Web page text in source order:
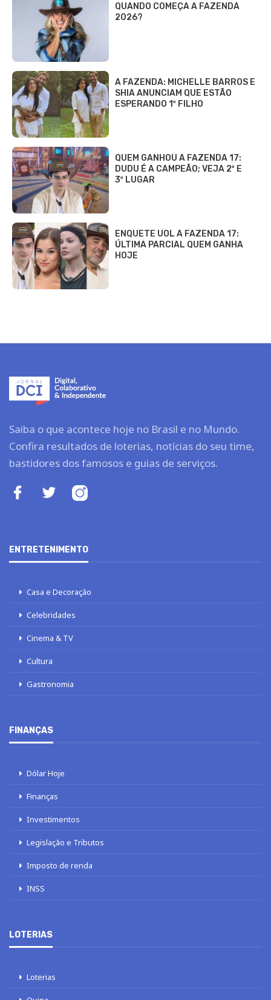
QUANDO COMEÇA A FAZENDA
2026?
A FAZENDA: MICHELLE BARROS E
SHIA ANUNCIAM QUE ESTÃO
ESPERANDO 1º FILHO
QUEM GANHOU A FAZENDA 17:
DUDU É A CAMPEÃO; VEJA 2º E
3º LUGAR
ENQUETE UOL A FAZENDA 17:
ÚLTIMA PARCIAL QUEM GANHA
HOJE
Saiba o que acontece hoje no Brasil e no Mundo.
Confira resultados de loterias, notícias do seu time,
bastidores dos famosos e guias de serviços.
ENTRETENIMENTO
Casa e Decoração
Celebridades
Cinema & TV
Cultura
Gastronomia
FINANÇAS
Dólar Hoje
Finanças
Investimentos
Legislação e Tributos
Imposto de renda
INSS
LOTERIAS
Loterias